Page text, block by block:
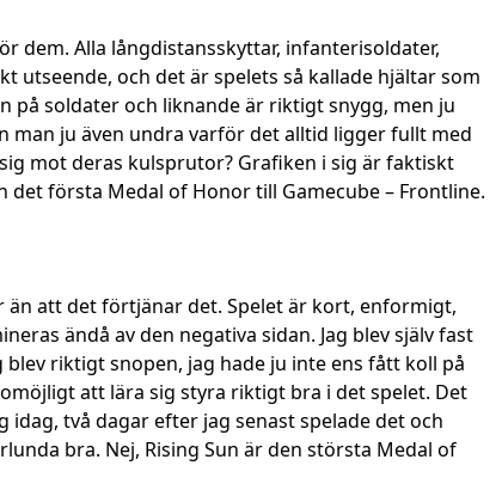
dem. Alla långdistansskyttar, infanterisoldater,
utseende, och det är spelets så kallade hjältar som
på soldater och liknande är riktigt snygg, men ju
man ju även undra varför det alltid ligger fullt med
mot deras kulsprutor? Grafiken i sig är faktiskt
första Medal of Honor till Gamecube – Frontline.
än att det förtjänar det. Spelet är kort, enformigt,
ändå av den negativa sidan. Jag blev själv fast
blev riktigt snopen, jag hade ju inte ens fått koll på
att lära sig styra riktigt bra i det spelet. Det
idag, två dagar efter jag senast spelade det och
bra. Nej, Rising Sun är den största Medal of